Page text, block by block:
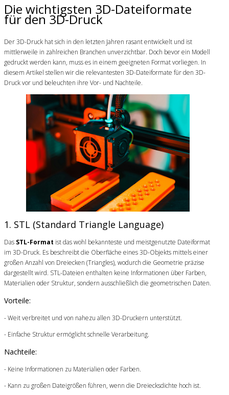
Die wichtigsten 3D-Dateiformate
für den 3D-Druck
Der 3D-Druck hat sich in den letzten Jahren rasant entwickelt und ist
mittlerweile in zahlreichen Branchen unverzichtbar. Doch bevor ein Modell
gedruckt werden kann, muss es in einem geeigneten Format vorliegen. In
diesem Artikel stellen wir die relevantesten 3D-Dateiformate für den 3D-
Druck vor und beleuchten ihre Vor- und Nachteile.
1. STL (Standard Triangle Language)
Das STL-Format ist das wohl bekannteste und meistgenutzte Dateiformat
im 3D-Druck. Es beschreibt die Oberfläche eines 3D-Objekts mittels einer
großen Anzahl von Dreiecken (Triangles), wodurch die Geometrie präzise
dargestellt wird. STL-Dateien enthalten keine Informationen über Farben,
Materialien oder Struktur, sondern ausschließlich die geometrischen Daten.
Vorteile:
- Weit verbreitet und von nahezu allen 3D-Druckern unterstützt.
- Einfache Struktur ermöglicht schnelle Verarbeitung.
Nachteile:
- Keine Informationen zu Materialien oder Farben.
- Kann zu großen Dateigrößen führen, wenn die Dreiecksdichte hoch ist.